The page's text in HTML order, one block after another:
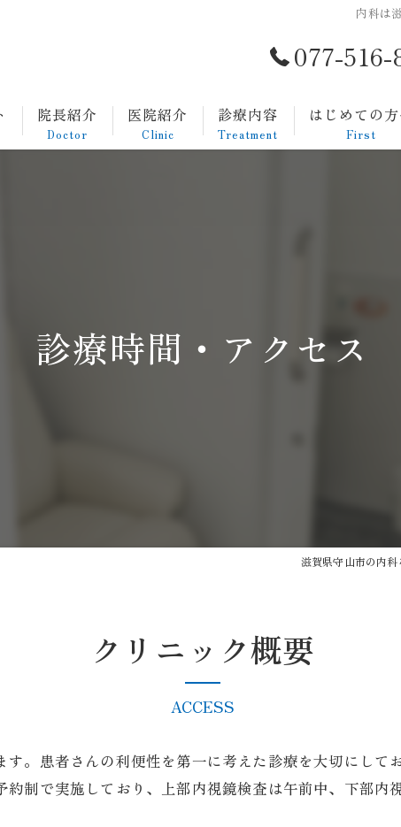
内科は
077-516-
院長紹介
Doctor
医院紹介
Clinic
診療内容
Treatment
胃カメラについて
はじめての
First
診療時間・アクセス
滋賀県守山市の内
クリニック概要
ACCESS
。患者さんの利便性を第一に考えた診療を大切にして
制で実施しており、上部内視鏡検査は午前中、下部内